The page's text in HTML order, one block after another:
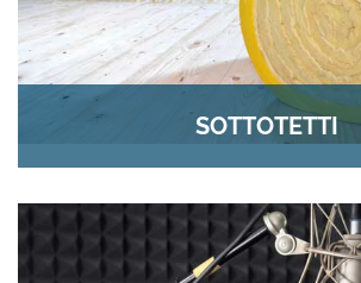
SOTTOTETTI